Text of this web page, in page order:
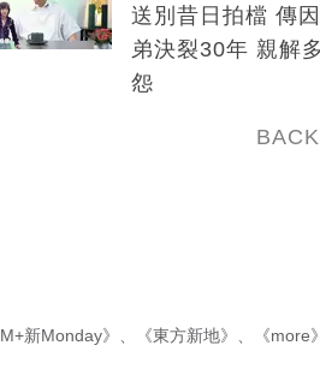
送別昔日拍檔 傳
弟決裂30年 親解
怨
新Monday》 《東方新地》 《more》